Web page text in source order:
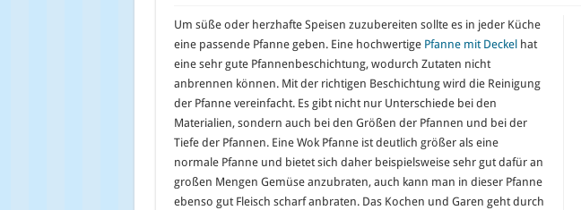
Um süße oder herzhafte Speisen zuzubereiten sollte es in jeder Küche
eine passende Pfanne geben. Eine hochwertige Pfanne mit Deckel hat
eine sehr gute Pfannenbeschichtung, wodurch Zutaten nicht
anbrennen können. Mit der richtigen Beschichtung wird die Reinigung
der Pfanne vereinfacht. Es gibt nicht nur Unterschiede bei den
Materialien, sondern auch bei den Größen der Pfannen und bei der
Tiefe der Pfannen. Eine Wok Pfanne ist deutlich größer als eine
normale Pfanne und bietet sich daher beispielsweise sehr gut dafür an
großen Mengen Gemüse anzubraten, auch kann man in dieser Pfanne
ebenso gut Fleisch scharf anbraten. Das Kochen und Garen geht durch